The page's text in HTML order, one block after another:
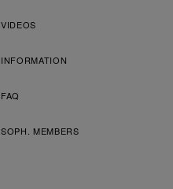
VIDEOS
INFORMATION
FAQ
SOPH. MEMBERS